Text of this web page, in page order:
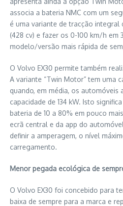
associa a bateria NMC com um
é uma variante de tracção integral
(428 cv) e fazer os 0-100 km/h em
modelo/versão mais rápida de
O Volvo EX30 permite também
A variante “Twin Motor” tem uma
quando, em média, os automóveis
capacidade de 134 kW. Isto
bateria de 10 a 80% em pouco
ecrã central e da app do
definir a amperagem, o nível
carregamento.
Menor pegada ecológica de
O Volvo EX30 foi concebido para
baixa de sempre para a marca e